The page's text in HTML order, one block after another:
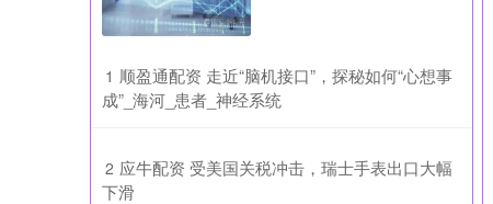
1 ​顺盈通配资 走近“脑机接口”，探秘如何“心想事
成”_海河_患者_神经系统
2 ​应牛配资 受美国关税冲击，瑞士手表出口大幅
下滑